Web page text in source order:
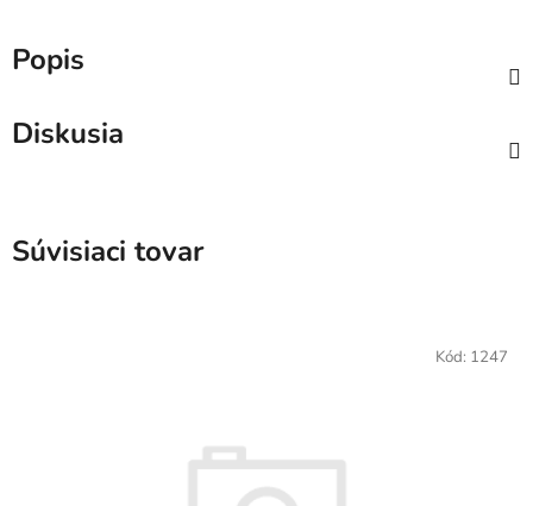
Popis
Diskusia
Súvisiaci tovar
Kód: 1247